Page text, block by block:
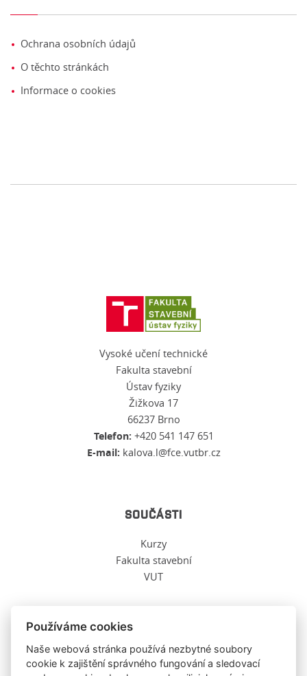
Ochrana osobních údajů
O těchto stránkách
Informace o cookies
Vysoké učení technické
Fakulta stavební
Ústav fyziky
Žižkova 17
66237 Brno
Telefon: +420 541 147 651
E-mail: kalova.l@fce.vutbr.cz
SOUČÁSTI
Kurzy
Fakulta stavební
VUT
O TĚCHTO WWW
Používáme cookies
Naše webová stránka používá nezbytné soubory
cookie k zajištění správného fungování a sledovací